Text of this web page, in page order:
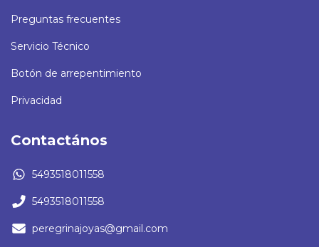
Preguntas frecuentes
Servicio Técnico
Botón de arrepentimiento
Privacidad
Contactános
5493518011558
5493518011558
peregrinajoyas@gmail.com